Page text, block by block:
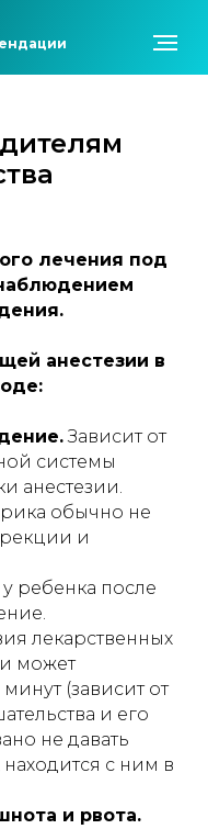
лечения под
анестезии в
Зависит от
системы
анестезии.
обычно не
и
ребенка после
лекарственных
может
(зависит от
и его
не давать
находится с ним в
и рвота.